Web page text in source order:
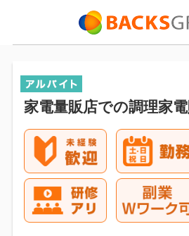
家電量販店での調理家